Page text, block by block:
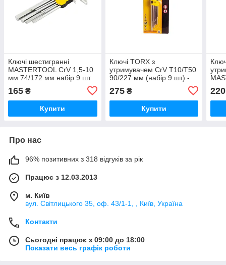
Ключі шестигранні
MASTERTOOL CrV 1,5-10
мм 74/172 мм набір 9 шт
165 ₴
Купити
Ключі TORX з
утримувачем CrV Т10/Т50
90/227 мм (набір 9 шт) -
275₴
Купити
220
Про нас
96% позитивних з 318 відгуків за рік
Працює з 12.03.2013
м. Київ
вул. Світлицького 35, оф. 43/1-1, , Київ, Україна
Контакти
Сьогодні працює з 09:00 до 18:00
Показати весь графік роботи